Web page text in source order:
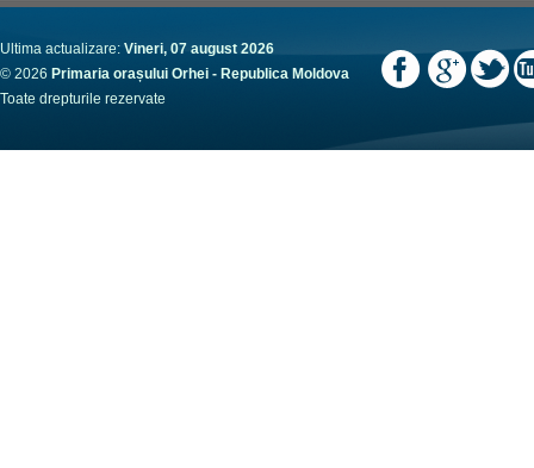
Ultima actualizare: Vineri, 07 august 2026
© 2026 Primaria orașului Orhei - Republica Moldova
Toate drepturile rezervate